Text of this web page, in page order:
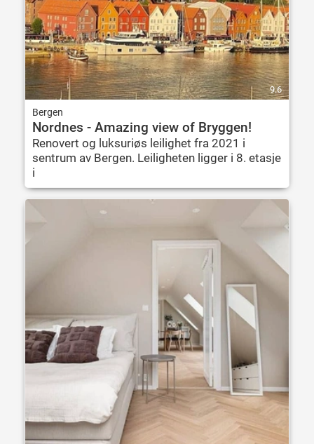
9.6
Bergen
Nordnes - Amazing view of Bryggen!
Renovert og luksuriøs leilighet fra 2021 i
sentrum av Bergen. Leiligheten ligger i 8. etasje
i